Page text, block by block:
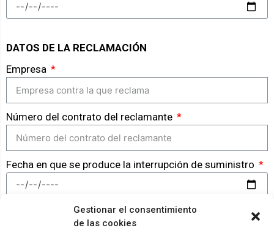
Gestionar el consentimiento
de las cookies
DATOS DE LA RECLAMACIÓN
Empresa
Número del contrato del reclamante
Fecha en que se produce la interrupción de suministro
GENERAR RECLAMACIÓN